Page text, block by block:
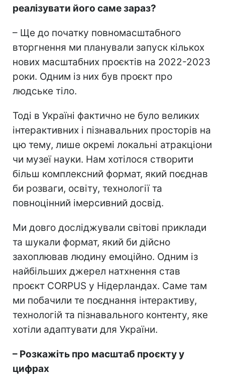
реалізувати його саме зараз?
– Ще до початку повномасштабного
вторгнення ми планували запуск кількох
нових масштабних проєктів на 2022-2023
роки. Одним із них був проєкт про
людське тіло.
Тоді в Україні фактично не було великих
інтерактивних і пізнавальних просторів на
цю тему, лише окремі локальні атракціони
чи музеї науки. Нам хотілося створити
більш комплексний формат, який поєднав
би розваги, освіту, технології та
повноцінний імерсивний досвід.
Ми довго досліджували світові приклади
та шукали формат, який би дійсно
захоплював людину емоційно. Одним із
найбільших джерел натхнення став
проєкт CORPUS у Нідерландах. Саме там
ми побачили те поєднання інтерактиву,
технологій та пізнавального контенту, яке
хотіли адаптувати для України.
– Розкажіть про масштаб проєкту у
цифрах